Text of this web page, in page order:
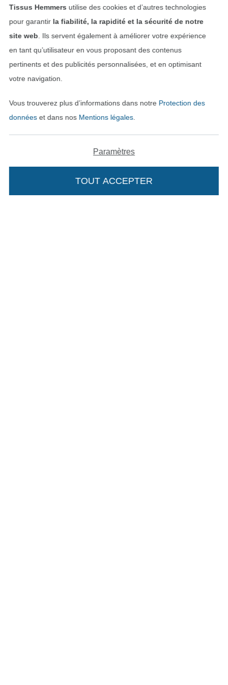
Avez-vous des questions?
Écrivez-nous un e-mail
Sécurité garantie
Tissus Hemmers utilise des cookies et d’autres technologies
pour garantir la fiabilité, la rapidité et la sécurité de notre
site web . Ils servent également à améliorer votre expérience
en tant qu’utilisateur en vous proposant des contenus
pertinents et des publicités personnalisées, et en optimisant
votre navigation.
Vous trouverez plus d’informations dans notre Protection des
donnéeset dans nos Mentions légales.
Paramètres
TOUT ACCEPTER